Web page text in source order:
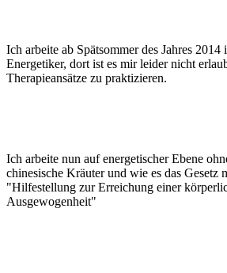
Ich arbeite ab Spätsommer des Jahres 2014
Energetiker, dort ist es mir leider nicht
Therapieansätze zu praktizieren.
Ich arbeite nun auf energetischer Ebene
chinesische Kräuter und wie es das Gesetz
"Hilfestellung zur Erreichung einer
Ausgewogenheit"